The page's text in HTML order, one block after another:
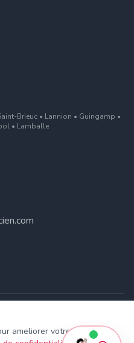
Brieuc • Lannion • Guingamp •
• Lamballe
- Guilhem Debleds
ameliorer votre experience